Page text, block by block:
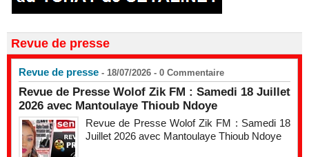
Revue de presse
Revue de presse - 18/07/2026 - 0 Commentaire
Revue de Presse Wolof Zik FM : Samedi 18 Juillet
2026 avec Mantoulaye Thioub Ndoye
Revue de Presse Wolof Zik FM : Samedi 18
Juillet 2026 avec Mantoulaye Thioub Ndoye